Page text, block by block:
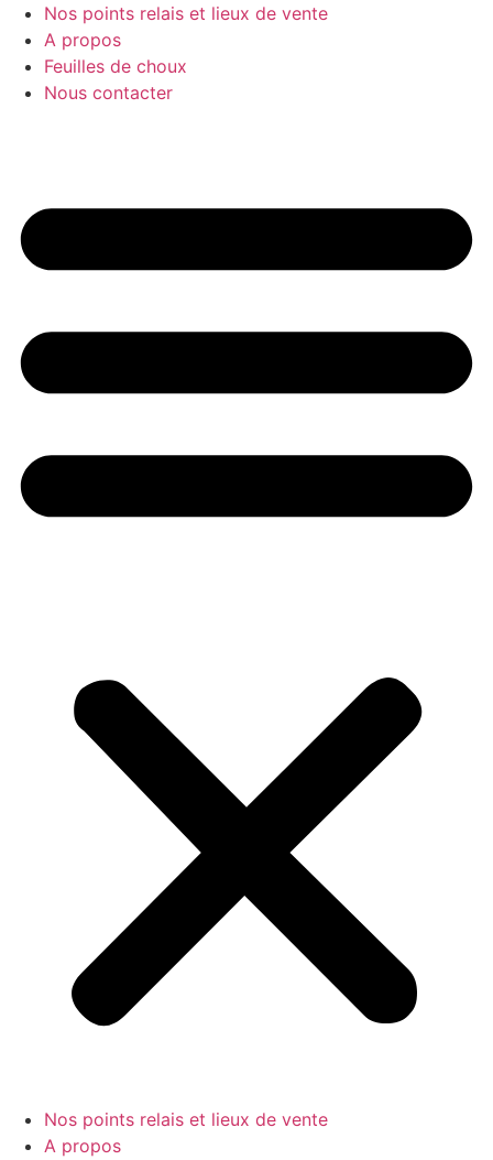
Nos points relais et lieux de vente
A propos
Feuilles de choux
Nous contacter
Nos points relais et lieux de vente
A propos